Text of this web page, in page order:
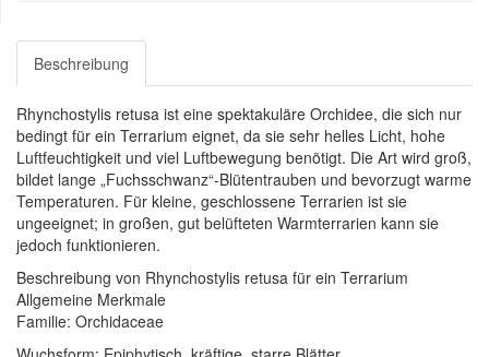
Beschreibung
Rhynchostylis retusa ist eine spektakuläre Orchidee, die sich nur
bedingt für ein Terrarium eignet, da sie sehr helles Licht, hohe
Luftfeuchtigkeit und viel Luftbewegung benötigt. Die Art wird groß,
bildet lange „Fuchsschwanz“-Blütentrauben und bevorzugt warme
Temperaturen. Für kleine, geschlossene Terrarien ist sie
ungeeignet; in großen, gut belüfteten Warmterrarien kann sie
jedoch funktionieren.
Beschreibung von Rhynchostylis retusa für ein Terrarium
Allgemeine Merkmale
Familie: Orchidaceae